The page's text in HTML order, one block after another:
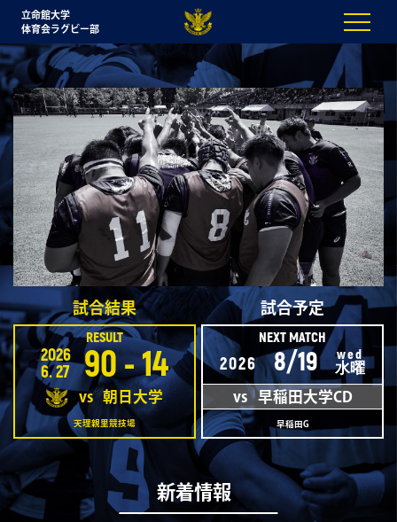
立命館大学
体育会ラグビー部
試合結果
RESULT
2026
6. 27 90 - 14
vs 朝日大学
天理親里競技場
試合予定
NEXT MATCH
2026 8/19 wed
水曜
vs 早稲田大学CD
早稲田G
新着情報